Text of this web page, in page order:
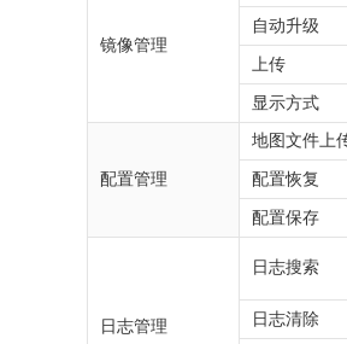
镜像管理
自动升级
上传
显示方式
配置管理
地图文件上
配置恢复
配置保存
日志管理
日志搜索
日志清除